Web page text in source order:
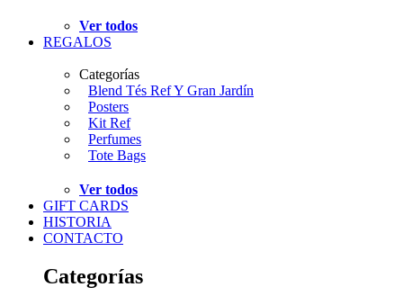
Ver todos
REGALOS
Categorías
Blend Tés Ref Y Gran Jardín
Posters
Kit Ref
Perfumes
Tote Bags
Ver todos
GIFT CARDS
HISTORIA
CONTACTO
Categorías